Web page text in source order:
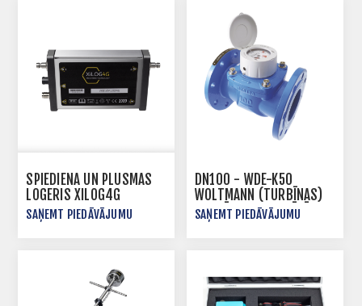
SPIEDIENA UN PLŪSMAS
LOGERIS XILOG4G
SAŅEMT PIEDĀVĀJUMU
DN100 - WDE-K50
WOLTMANN (TURBĪNAS)
TIPA ŪDENS SKAITĪTĀJS
SAŅEMT PIEDĀVĀJUMU